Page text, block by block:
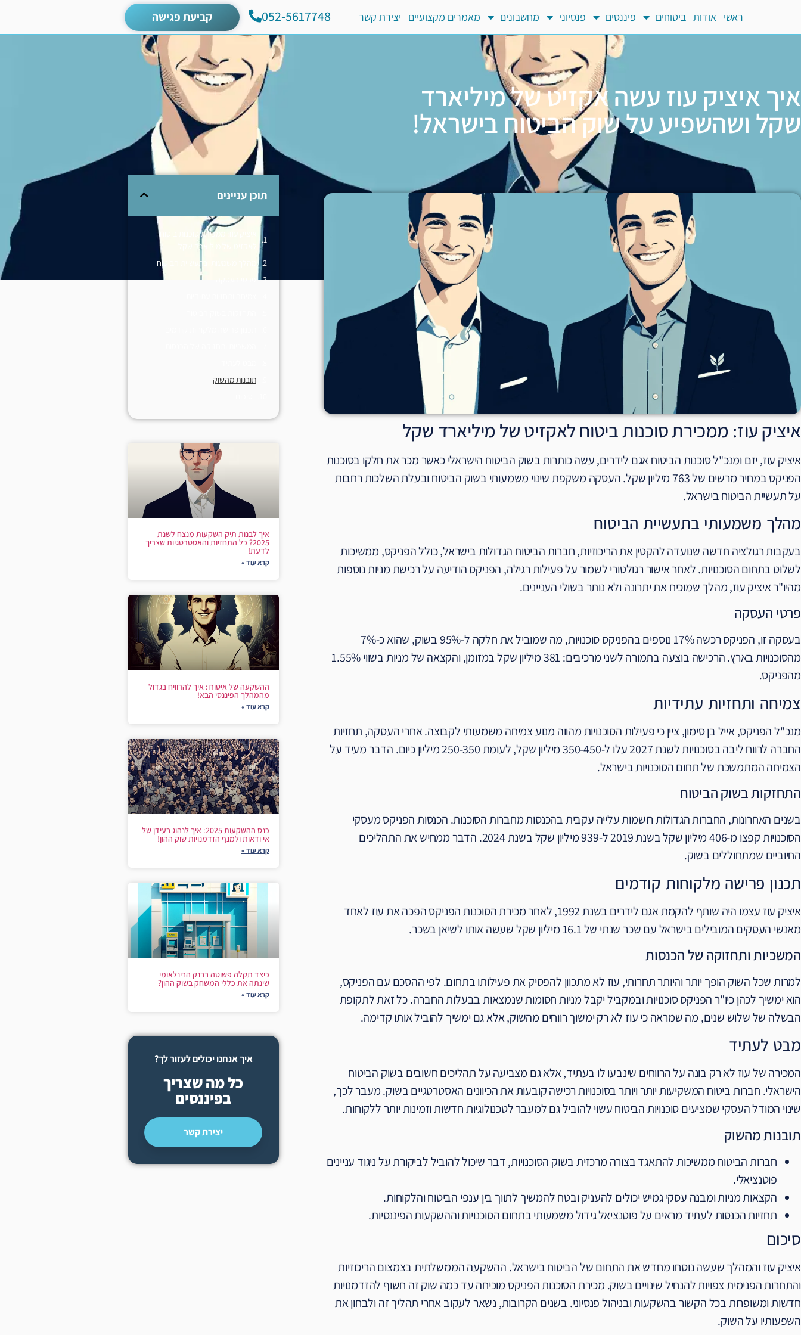
ראשי אודות ביטוחים פיננסים פנסיוני מחשבונים מאמרים מקצועיים יצירת קשר 052-5617748 קביעת פגישה
איך איציק עוז עשה אקזיט של מיליארד
שקל ושהשפיע על שוק הביטוח בישראל!
איציק עוז: ממכירת סוכנות ביטוח לאקזיט של מיליארד שקל
איציק עוז, יזם ומנכ"ל סוכנות הביטוח אגם לידרים, עשה כותרות בשוק הביטוח הישראלי כאשר מכר את חלקו בסוכנות
הפניקס במחיר מרשים של 763 מיליון שקל. העסקה משקפת שינוי משמעותי בשוק הביטוח ובעלת השלכות רחבות
על תעשיית הביטוח בישראל.
מהלך משמעותי בתעשיית הביטוח
בעקבות רגולציה חדשה שנועדה להקטין את הריכוזיות, חברות הביטוח הגדולות בישראל, כולל הפניקס, ממשיכות
לשלוט בתחום הסוכנויות. לאחר אישור רגולטורי לשמור על פעילות רגילה, הפניקס הודיעה על רכישת מניות נוספות
מהיו"ר איציק עוז, מהלך שמוכיח את יתרונה ולא נותר בשולי העניינים.
פרטי העסקה
בעסקה זו, הפניקס רכשה 17% נוספים בהפניקס סוכנויות, מה שמוביל את חלקה ל-95% בשוק, שהוא כ-7%
מהסוכנויות בארץ. הרכישה בוצעה בתמורה לשני מרכיבים: 381 מיליון שקל במזומן, והקצאה של מניות בשווי 1.55%
מהפניקס.
צמיחה ותחזיות עתידיות
מנכ"ל הפניקס, אייל בן סימון, ציין כי פעילות הסוכנויות מהווה מנוע צמיחה משמעותי לקבוצה. אחרי העסקה, תחזיות
החברה לרווח ליבה בסוכנויות לשנת 2027 עלו ל-350-450 מיליון שקל, לעומת 250-350 מיליון כיום. הדבר מעיד על
הצמיחה המתמשכת של תחום הסוכנויות בישראל.
התחזקות בשוק הביטוח
בשנים האחרונות, החברות הגדולות רושמות עלייה עקבית בהכנסות מחברות הסוכנות. הכנסות הפניקס מעסקי
הסוכנויות קפצו מ-406 מיליון שקל בשנת 2019 ל-939 מיליון שקל בשנת 2024. הדבר ממחיש את התהליכים
החיוביים שמתחוללים בשוק.
תכנון פרישה מלקוחות קודמים
איציק עוז עצמו היה שותף להקמת אגם לידרים בשנת 1992, לאחר מכירת הסוכנות הפניקס הפכה את עוז לאחד
מאנשי העסקים המובילים בישראל עם שכר שנתי של 16.1 מיליון שקל שעשה אותו לשיאן בשכר.
המשכיות ותחזוקה של הכנסות
למרות שכל השוק הופך יותר והיותר תחרותי, עוז לא מתכוון להפסיק את פעילותו בתחום. לפי ההסכם עם הפניקס,
הוא ימשיך לכהן כיו"ר הפניקס סוכנויות ובמקביל יקבל מניות חסומות שנמצאות בבעלות החברה. כל זאת לתקופת
הבשלה של שלוש שנים, מה שמראה כי עוז לא רק ימשוך רווחים מהשוק, אלא גם ימשיך להוביל אותו קדימה.
מבט לעתיד
המכירה של עוז לא רק בונה על הרווחים שינבעו לו בעתיד, אלא גם מצביעה על תהליכים חשובים בשוק הביטוח
הישראלי. חברות ביטוח המשקיעות יותר ויותר בסוכנויות רכישה קובעות את הכיוונים האסטרטגיים בשוק. מעבר לכך,
שינוי המודל העסקי שמציעים סוכנויות הביטוח עשוי להוביל גם למעבר לטכנולוגיות חדשות וזמינות יותר ללקוחות.
תובנות מהשוק
חברות הביטוח ממשיכות להתאגד בצורה מרכזית בשוק הסוכנויות, דבר שיכול להוביל לביקורת על ניגוד עניינים
פוטנציאלי.
הקצאות מניות ומבנה עסקי גמיש יכולים להעניק ובטח להמשיך לתווך בין ענפי הביטוח והלקוחות.
תחזיות הכנסות לעתיד מראים על פוטנציאל גידול משמעותי בתחום הסוכנויות וההשקעות הפיננסיות.
סיכום
איציק עוז והמהלך שעשה נוסחו מחדש את התחום של הביטוח בישראל. ההשקעה הממשלתית בצמצום הריכוזיות
והתחרות הפנימית צפויות להנחיל שינויים בשוק. מכירת הסוכנות הפניקס מוכיחה עד כמה שוק זה חשוף להזדמנויות
חדשות ומשופרות בכל הקשור בהשקעות ובניהול פנסיוני. בשנים הקרובות, נשאר לעקוב אחרי תהליך זה ולבחון את
השפעותיו על השוק.
תוכן עניינים
איציק עוז: ממכירת סוכנות ביטוח
לאקזיט של מיליארד שקל
מהלך משמעותי בתעשיית הביטוח
תובנות מהשוק
איך לבנות תיק השקעות מנצח לשנת
2025? כל התחזיות והאסטרטגיות שצריך
לדעת!
קרא עוד »
ההשקעה של איטורו: איך להרוויח בגדול
מהמהלך הפיננסי הבא!
קרא עוד »
כנס ההשקעות 2025: איך לנהוג בעידן של
אי ודאות ולמנף הזדמנויות שוק ההון!
קרא עוד »
כיצד תקלה פשוטה בבנק הבינלאומי
שינתה את כללי המשחק בשוק ההון?
קרא עוד »
איך אנחנו יכולים לעזור לך?
כל מה שצריך
בפיננסים
יצירת קשר